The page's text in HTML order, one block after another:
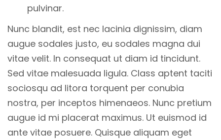
pulvinar.
Nunc blandit, est nec lacinia dignissim, diam
augue sodales justo, eu sodales magna dui
vitae velit. In consequat ut diam id tincidunt.
Sed vitae malesuada ligula. Class aptent taciti
sociosqu ad litora torquent per conubia
nostra, per inceptos himenaeos. Nunc pretium
augue id mi placerat maximus. Ut euismod id
ante vitae posuere. Quisque aliquam eget